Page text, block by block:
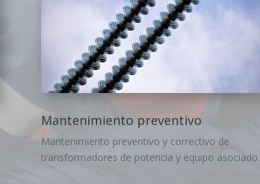
Mantenimiento preventivo
Mantenimiento preventivo y correctivo de
transformadores de potencia y equipo asociado.